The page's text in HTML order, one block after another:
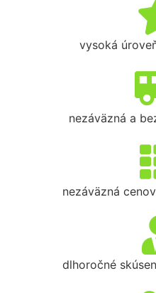
vysoká
nezáväzná a
nezáväzná
dlhoročné